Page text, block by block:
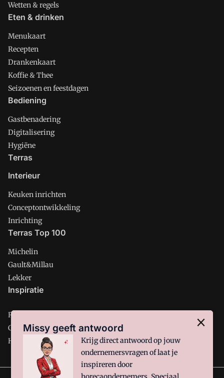
Wetten & regels
Eten & drinken
Menukaart
Recepten
Drankenkaart
Koffie & Thee
Seizoenen en feestdagen
Bediening
Gastbenadering
Digitalisering
Hygiëne
Terras
Interieur
Keuken inrichten
Conceptontwikkeling
Inrichting
Terras Top 100
Michelin
Gault&Millau
Lekker
Inspiratie
Restaurant
Café
Hotel
Missy geeft antwoord
Krijg direct antwoord op jouw
ondernemersvragen of laat je
inspireren door